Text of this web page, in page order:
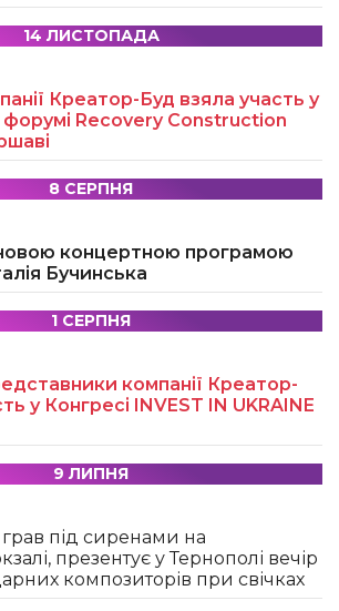
14 ЛИСТОПАДА
Креатор-Буд взяла участь у
Recovery Construction
8 СЕРПНЯ
концертною програмою
Бучинська
1 СЕРПНЯ
компанії Креатор-
у Конгресі INVEST IN UKRAINE
9 ЛИПНЯ
під сиренами на
презентує у Тернополі вечір
композиторів при свічках